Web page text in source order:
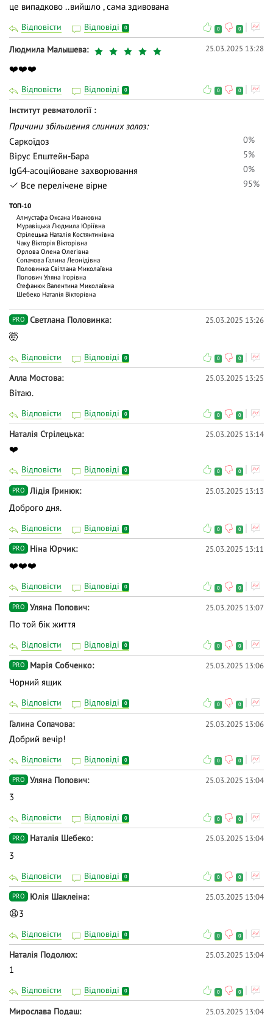
це випадково ..вийшло , сама здивована
Відповісти Відповіді 0 0 0
Людмила Малышева 25.03.2025 13:28
❤️❤️❤️
Відповісти Відповіді 0 0 0
Інститут ревматології
Причини збільшення слинних залоз:
Саркоїдоз
0%
Вірус Епштейн-Бара
5%
IgG4-асоційоване захворювання
0%
Все перелічене вірне
95%
ТОП-10
Алмустафа Оксана Ивановна
Муравіцька Людмила Юріївна
Стрілецька Наталія Костянтинівна
Чаку Вiкторiя Вiкторiвна
Орлова Олена Олегівна
Сопачова Галина Леонідівна
Половинка Світлана Миколаївна
Попович Уляна Ігорівна
Стефанюк Валентина Миколаївна
Шебеко Наталія Вікторівна
PRO Светлана Половинка 25.03.2025 13:26
🤯
Відповісти Відповіді 0 0 0
Алла Мостова 25.03.2025 13:25
Вітаю.
Відповісти Відповіді 0 0 0
Наталія Стрілецька 25.03.2025 13:14
❤️
Відповісти Відповіді 0 0 0
PRO Лідія Гринюк 25.03.2025 13:13
Доброго дня.
Відповісти Відповіді 0 0 0
PRO Ніна Юрчик 25.03.2025 13:11
❤️❤️❤️
Відповісти Відповіді 0 0 0
PRO Уляна Попович 25.03.2025 13:07
По той бік життя
Відповісти Відповіді 0 0 0
PRO Марія Собченко 25.03.2025 13:06
Чорний ящик
Відповісти Відповіді 0 0 0
Галина Сопачова 25.03.2025 13:06
Добрий вечір!
Відповісти Відповіді 0 0 0
PRO Уляна Попович 25.03.2025 13:04
3
Відповісти Відповіді 0 0 0
PRO Наталія Шебеко 25.03.2025 13:04
3
Відповісти Відповіді 0 0 0
PRO Юлія Шаклеіна 25.03.2025 13:04
😩3
Відповісти Відповіді 0 0 0
Наталія Подолюх 25.03.2025 13:04
1
Відповісти Відповіді 0 0 0
Мирослава Подаш 25.03.2025 13:04